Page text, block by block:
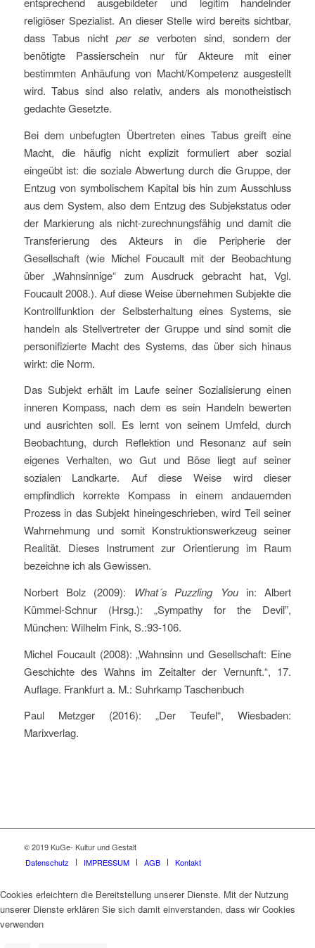
religiöser Spezialist. An dieser Stelle wird bereits sichtbar,
dass Tabus nichtper se verboten sind, sondern der
benötigte Passierschein nur für Akteure mit einer
bestimmten Anhäufung von Macht/Kompetenz ausgestellt
wird. Tabus sind also relativ, anders als monotheistisch
gedachte Gesetzte.
Bei dem unbefugten Übertreten eines Tabus greift eine
Macht, die häufig nicht explizit formuliert aber sozial
eingeübt ist: die soziale Abwertung durch die Gruppe, der
Entzug von symbolischem Kapital bis hin zum Ausschluss
aus dem System, also dem Entzug des Subjekstatus oder
der Markierung als nicht-zurechnungsfähig und damit die
Transferierung des Akteurs in die Peripherie der
Gesellschaft (wie Michel Foucault mit der Beobachtung
über „Wahnsinnige“ zum Ausdruck gebracht hat, Vgl.
Foucault 2008.). Auf diese Weise übernehmen Subjekte die
Kontrollfunktion der Selbsterhaltung eines Systems, sie
handeln als Stellvertreter der Gruppe und sind somit die
personifizierte Macht des Systems, das über sich hinaus
wirkt: die Norm.
Das Subjekt erhält im Laufe seiner Sozialisierung einen
inneren Kompass, nach dem es sein Handeln bewerten
und ausrichten soll. Es lernt von seinem Umfeld, durch
Beobachtung, durch Reflektion und Resonanz auf sein
eigenes Verhalten, wo Gut und Böse liegt auf seiner
sozialen Landkarte. Auf diese Weise wird dieser
empfindlich korrekte Kompass in einem andauernden
Prozess in das Subjekt hineingeschrieben, wird Teil seiner
Wahrnehmung und somit Konstruktionswerkzeug seiner
Realität. Dieses Instrument zur Orientierung im Raum
bezeichne ich als Gewissen.
Norbert Bolz (2009):
What´s Puzzling You in: Albert
Kümmel-Schnur (Hrsg.): „Sympathy for the Devil”,
München: Wilhelm Fink, S.:93-106.
Michel Foucault (2008): „Wahnsinn und Gesellschaft: Eine
Geschichte des Wahns im Zeitalter der Vernunft.“, 17.
Auflage. Frankfurt a. M.: Suhrkamp Taschenbuch
Paul Metzger (2016): „Der Teufel“, Wiesbaden:
Marixverlag.
© 2019 KuGe- Kultur und Gestalt
Datenschutz
IMPRESSUM AGB Kontakt
Cookies erleichtern die Bereitstellung unserer Dienste. Mit der Nutzung
unserer Dienste erklären Sie sich damit einverstanden, dass wir Cookies
verwenden